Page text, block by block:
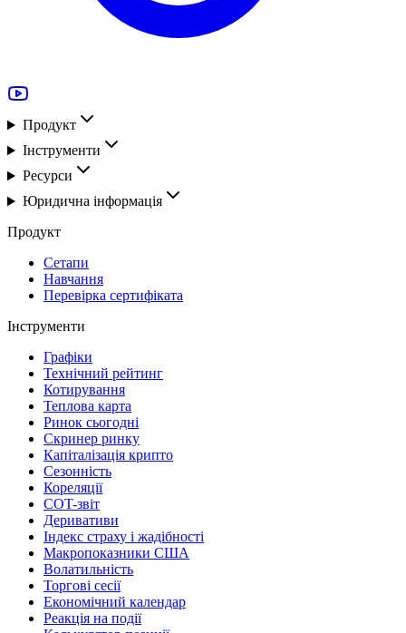
Продукт
Інструменти
Ресурси
Юридична інформація
Продукт
Сетапи
Навчання
Перевірка сертифіката
Інструменти
Графіки
Технічний рейтинг
Котирування
Теплова карта
Ринок сьогодні
Скринер ринку
Капіталізація крипто
Сезонність
Кореляції
COT-звіт
Деривативи
Індекс страху і жадібності
Макропоказники США
Волатильність
Торгові сесії
Економічний календар
Реакція на події